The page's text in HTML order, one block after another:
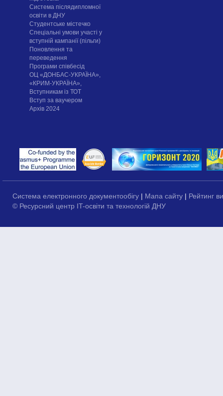
Система післядипломної
освіти в ДНУ
Cтудентське містечко
Спеціальні умови участі у
вступній кампанії (пільги)
Поновлення та
переведення
Програми співбесід
ОЦ «ДОНБАС-УКРАЇНА»,
«КРИМ-УКРАЇНА»,
Вступникам із ТОТ
Вступ за ваучером
Архів 2024
Система електронного документообігу | Мапа сайту | Рейтинг
© Ресурсний центр IT-освіти та технологій ДНУ